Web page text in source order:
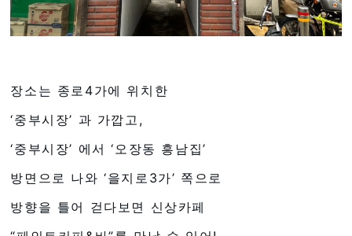
장소는 종로4가에 위치한
‘중부시장’ 과 가깝고,
‘중부시장’ 에서 ‘오장동 흥남집’
방면으로 나와 ‘을지로3가’ 쪽으로
방향을 틀어 걷다보면 신상카페